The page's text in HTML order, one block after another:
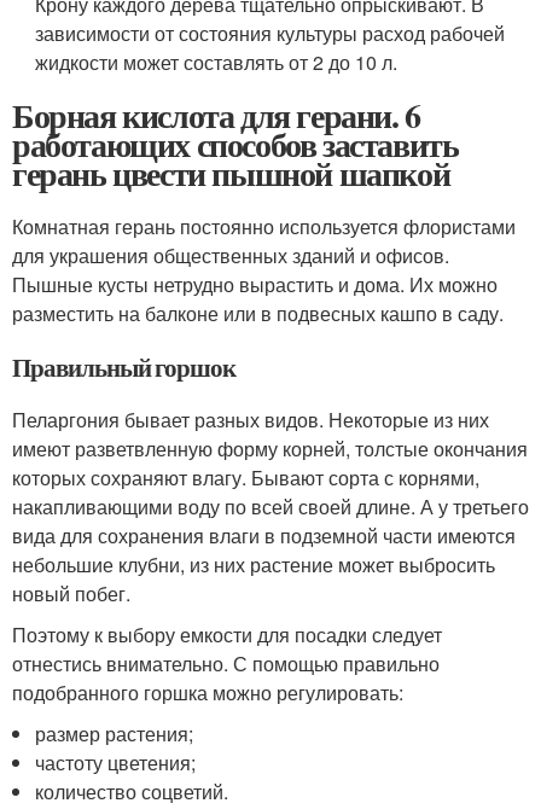
зависимости от состояния культуры расход рабочей
жидкости может составлять от 2 до 10 л.
Борная кислота для герани. 6
работающих способов заставить
герань цвести пышной шапкой
Комнатная герань постоянно используется флористами
для украшения общественных зданий и офисов.
Пышные кусты нетрудно вырастить и дома. Их можно
разместить на балконе или в подвесных кашпо в саду.
Правильный горшок
Пеларгония бывает разных видов. Некоторые из них
имеют разветвленную форму корней, толстые окончания
которых сохраняют влагу. Бывают сорта с корнями,
накапливающими воду по всей своей длине. А у третьего
вида для сохранения влаги в подземной части имеются
небольшие клубни, из них растение может выбросить
новый побег.
Поэтому к выбору емкости для посадки следует
отнестись внимательно. С помощью правильно
подобранного горшка можно регулировать:
размер растения;
частоту цветения;
количество соцветий.